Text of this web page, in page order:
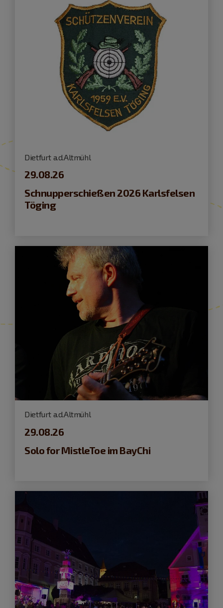
Dietfurt a.d.Altmühl
29.08.26
Schnupperschießen 2026 Karlsfelsen
Töging
Dietfurt a.d.Altmühl
29.08.26
Solo for MistleToe im BayChi